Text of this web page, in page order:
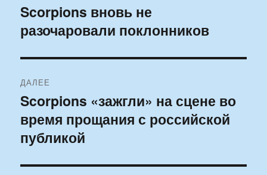
по
записям
Предыдущая
запись:
Scorpions вновь не
разочаровали поклонников
ДАЛЕЕ
Следующая
запись:
Scorpions «зажгли» на сцене во
время прощания с российской
публикой